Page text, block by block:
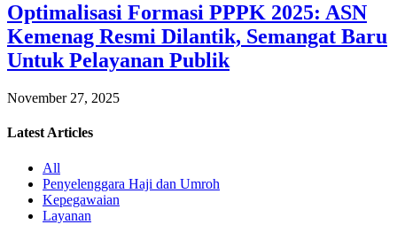
Optimalisasi Formasi PPPK 2025: ASN
Kemenag Resmi Dilantik, Semangat Baru
Untuk Pelayanan Publik
November 27, 2025
Latest Articles
All
Penyelenggara Haji dan Umroh
Kepegawaian
Layanan